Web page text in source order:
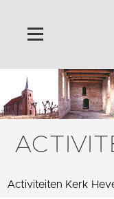
Home
Algemeen
Historie
Activiteiten
Activiteiten Kerk